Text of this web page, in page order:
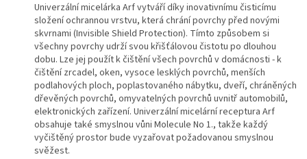
Univerzální micelárka Arf vytváří díky inovativnímu čisticímu
složení ochrannou vrstvu, která chrání povrchy před novými
skvrnami (Invisible Shield Protection). Tímto způsobem si
všechny povrchy udrží svou křišťálovou čistotu po dlouhou
dobu. Lze jej použít k čištění všech povrchů v domácnosti - k
čištění zrcadel, oken, vysoce lesklých povrchů, menších
podlahových ploch, poplastovaného nábytku, dveří, chráněných
dřevěných povrchů, omyvatelných povrchů uvnitř automobilů,
elektronických zařízení. Univerzální micelární receptura Arf
obsahuje také smyslnou vůni Molecule No 1., takže každý
vyčištěný prostor bude vyzařovat požadovanou smyslnou
svěžest.